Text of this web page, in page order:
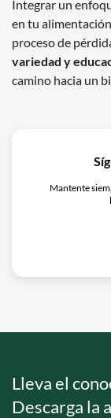
Integrar un
en tu
proceso de
variedad y
camino hacia un
Mantente
Lleva el
Descarga la